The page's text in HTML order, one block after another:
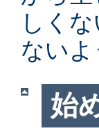
しく
ない
始